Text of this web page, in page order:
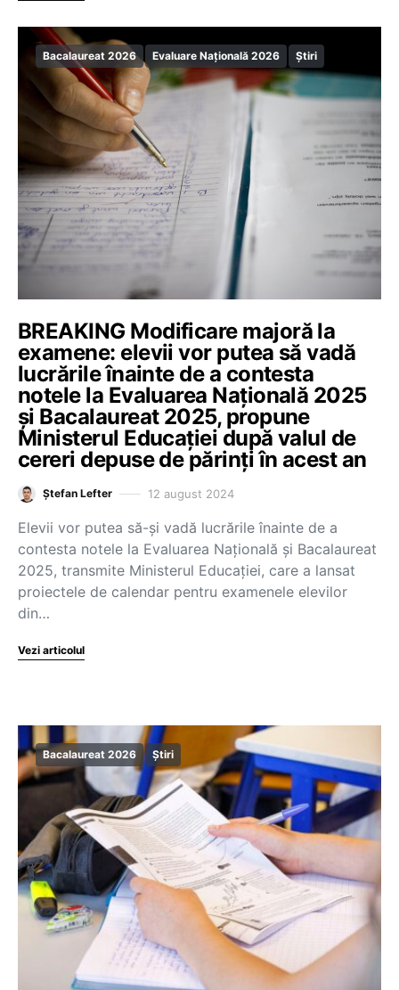
Bacalaureat 2026 Evaluare Națională 2026 Știri
BREAKING Modificare majoră la
examene: elevii vor putea să vadă
lucrările înainte de a contesta
notele la Evaluarea Națională 2025
și Bacalaureat 2025, propune
Ministerul Educației după valul de
cereri depuse de părinți în acest an
Ștefan Lefter 12 august 2024
Elevii vor putea să-și vadă lucrările înainte de a
contesta notele la Evaluarea Națională și Bacalaureat
2025, transmite Ministerul Educației, care a lansat
proiectele de calendar pentru examenele elevilor
din…
Vezi articolul
Bacalaureat 2026 Știri